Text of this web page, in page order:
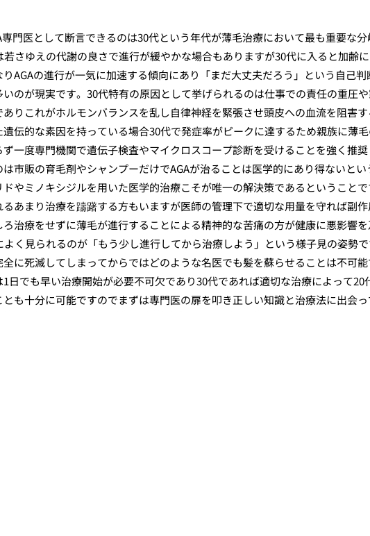
門医として断言できるのは30代という年代が薄毛治療において最も重要な
若さゆえの代謝の良さで進行が緩やかな場合もありますが30代に入ると加齢
AGAの進行が一気に加速する傾向にあり「まだ大丈夫だろう」という自己
のが現実です。30代特有の原因として挙げられるのは仕事での責任の重圧
りこれがホルモンバランスを乱し自律神経を緊張させ頭皮への血流を阻害
伝的な素因を持っている場合30代で発症率がピークに達するため親族に薄
一度専門機関で遺伝子検査やマイクロスコープ診断を受けることを強く推
市販の育毛剤やシャンプーだけでAGAが治ることは医学的にあり得ないと
やミノキシジルを用いた医学的治療こそが唯一の解決策であるということ
あまり治療を躊躇する方もいますが医師の管理下で適切な用量を守れば副
治療をせずに薄毛が進行することによる精神的な苦痛の方が健康に悪影響
よく見られるのが「もう少し進行してから治療しよう」という様子見の姿勢
に死滅してしまってからではどのような名医でも髪を蘇らせることは不可
日でも早い治療開始が必要不可欠であり30代であれば適切な治療によって20
も十分に可能ですのでまずは専門医の扉を叩き正しい知識と治療法に出会っ